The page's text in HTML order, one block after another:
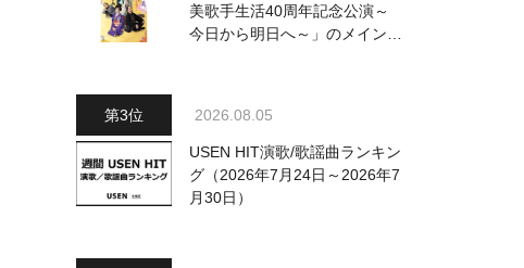
美歌手生活40周年記念公演～
今日から明日へ～」のメインビ
2026.08.05
USEN HIT演歌/歌謡曲ランキン
グ（2026年7月24日～2026年7
月30日）